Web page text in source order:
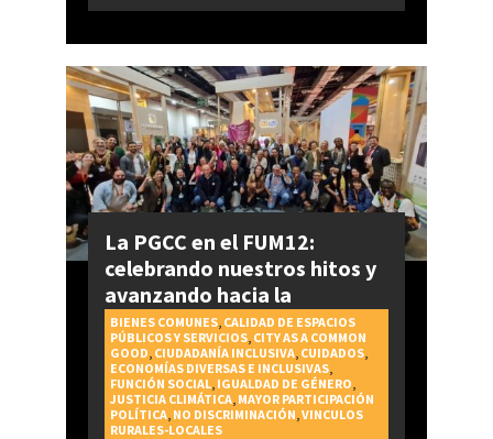
La PGCC en el FUM12:
celebrando nuestros hitos y
avanzando hacia la
realización del Derecho a la
Ciudad
BIENES COMUNES, CALIDAD DE ESPACIOS
PÚBLICOS Y SERVICIOS, CITY AS A COMMON
GOOD CIUDADANÍA INCLUSIVA, CUIDADOS,
ECONOMÍAS DIVERSAS E INCLUSIVAS,
FUNCIÓN SOCIAL, IGUALDAD DE GÉNERO
JUSTICIA CLIMÁTICA, MAYOR PARTICIPACIÓN
POLÍTICA, NO DISCRIMINACIÓN VINCULOS
RURALES-LOCALES